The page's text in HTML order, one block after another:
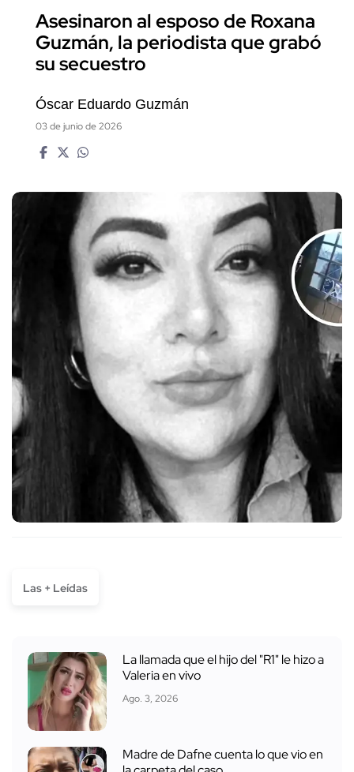
Asesinaron al esposo de Roxana
Guzmán, la periodista que grabó
su secuestro
Óscar Eduardo Guzmán
03 de junio de 2026
Las + Leídas
La llamada que el hijo del "R1" le hizo a
Valeria en vivo
Ago. 3, 2026
Madre de Dafne cuenta lo que vio en